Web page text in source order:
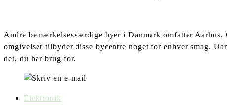
Andre bemærkelsesværdige byer i Danmark omfatter
omgivelser tilbyder disse bycentre noget for enhver smag.
det, du har brug for.
Elektronik